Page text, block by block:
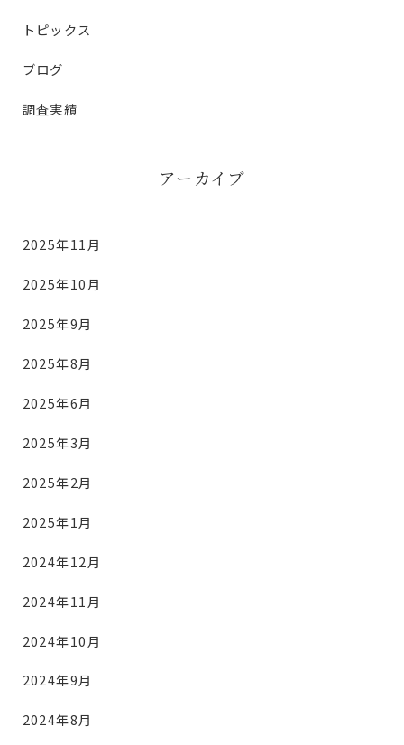
トピックス
ブログ
調査実績
アーカイブ
2025年11月
2025年10月
2025年9月
2025年8月
2025年6月
2025年3月
2025年2月
2025年1月
2024年12月
2024年11月
2024年10月
2024年9月
2024年8月